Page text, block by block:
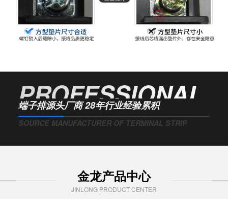
PROFESSIONAL
端子排源头厂商 28年行业经验累积
SOURCE MANUFACTURER OF TERMINAL STRIP
金龙产品中心
JINLONG PRODUCT CENTER